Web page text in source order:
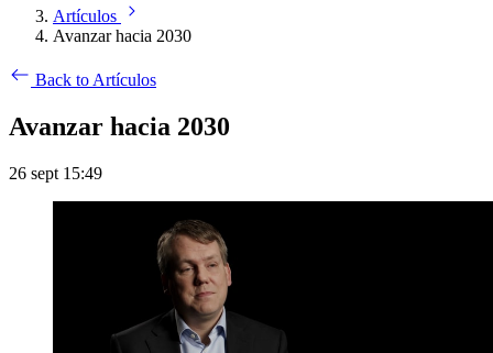
Artículos
Avanzar hacia 2030
Back to Artículos
Avanzar hacia 2030
26 sept 15:49